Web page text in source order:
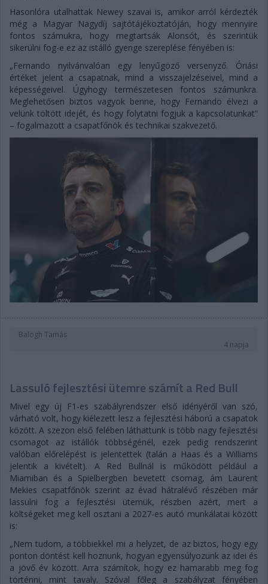
Hasonlóra utalhattak Newey szavai is, amikor arról kérdezték
még a Magyar Nagydíj sajtótájékoztatóján, hogy mennyire
fontos számukra, hogy megtartsák Alonsót, és szerintük
sikerülni fog-e ez az istálló gyenge szereplése fényében is:
„Fernando nyilvánvalóan egy lenyűgöző versenyző. Óriási
értéket jelent a csapatnak, mind a visszajelzéseivel, mind a
képességeivel. Úgyhogy természetesen fontos számunkra.
Meglehetősen biztos vagyok benne, hogy Fernando élvezi a
velünk töltött idejét, és hogy folytatni fogjuk a kapcsolatunkat”
– fogalmazott a csapatfőnök és technikai szakvezető.
Balogh Tamás
4 napja
Lassuló fejlesztési ütemre számít a Red Bull
Mivel egy új F1-es szabályrendszer első idényéről van szó,
várható volt, hogy kiélezett lesz a fejlesztési háború a csapatok
között. A szezon első felében láthattunk is több nagy fejlesztési
csomagot az istállók többségénél, ezek pedig rendszerint
valóban előrelépést is jelentettek (talán a Haas és a Williams
jelentik a kivételt). A Red Bullnál is működött például a
Miamiban és a Spielbergben bevetett csomag, ám Laurent
Mekies csapatfőnök szerint az évad hátralévő részében már
lassulni fog a fejlesztési ütemük, részben azért, mert a
költségeket meg kell osztani a 2027-es autó munkálatai között
is:
„Nem tudom, a többiekkel mi a helyzet, de az biztos, hogy egy
ponton döntést kell hoznunk, hogyan egyensúlyozunk az idei és
a jövő év között. Arra számítok, hogy ez hamarabb meg fog
történni, mint tavaly. Szóval főleg a szabályzat fényében